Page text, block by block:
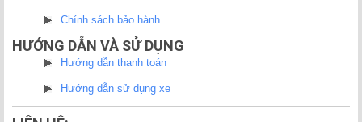
Chính sách bảo hành
HƯỚNG DẪN VÀ SỬ DỤNG
Hướng dẫn thanh toán
Hướng dẫn sử dụng xe